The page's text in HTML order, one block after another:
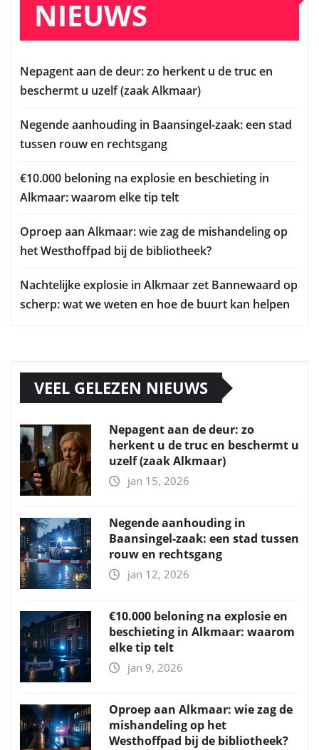
NIEUWS
Nepagent aan de deur: zo herkent u de truc en
beschermt u uzelf (zaak Alkmaar)
Negende aanhouding in Baansingel-zaak: een stad
tussen rouw en rechtsgang
€10.000 beloning na explosie en beschieting in
Alkmaar: waarom elke tip telt
Oproep aan Alkmaar: wie zag de mishandeling op
het Westhoffpad bij de bibliotheek?
Nachtelijke explosie in Alkmaar zet Bannewaard op
scherp: wat we weten en hoe de buurt kan helpen
VEEL GELEZEN NIEUWS
Nepagent aan de deur: zo
herkent u de truc en beschermt u
uzelf (zaak Alkmaar)
jan 15, 2026
Negende aanhouding in
Baansingel-zaak: een stad tussen
rouw en rechtsgang
jan 12, 2026
€10.000 beloning na explosie en
beschieting in Alkmaar: waarom
elke tip telt
jan 9, 2026
Oproep aan Alkmaar: wie zag de
mishandeling op het
Westhoffpad bij de bibliotheek?